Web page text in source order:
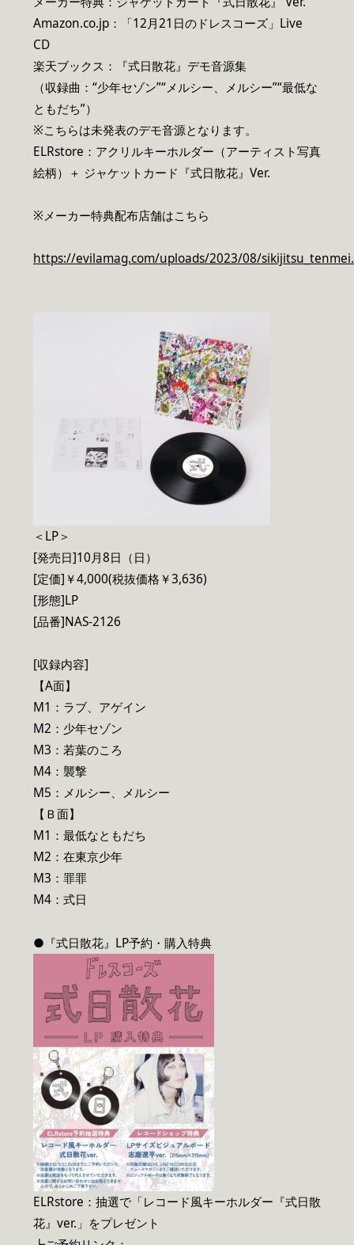
Amazon.co.jp：「12月21日のドレスコーズ」Live
CD
楽天ブックス：『式日散花』デモ音源集
（収録曲：“少年セゾン”“メルシー、メルシー”“最低な
ともだち”）
※こちらは未発表のデモ音源となります。
ELRstore：アクリルキーホルダー（アーティスト写真
絵柄）＋ ジャケットカード『式日散花』Ver.
※メーカー特典配布店舗はこちら
https://evilamag.com/uploads/2023/08/
＜LP＞
[発売日]10月8日（日）
[定価]￥4,000(税抜価格￥3,636)
[形態]LP
[品番]NAS-2126
[収録内容]
【A面】
M1：ラブ、アゲイン
M2：少年セゾン
M3：若葉のころ
M4：襲撃
M5：メルシー、メルシー
【Ｂ面】
M1：最低なともだち
M2：在東京少年
M3：罪罪
M4：式日
●『式日散花』LP予約・購入特典
ELRstore：抽選で「レコード風キーホルダー『式日散
花』ver.」をプレゼント